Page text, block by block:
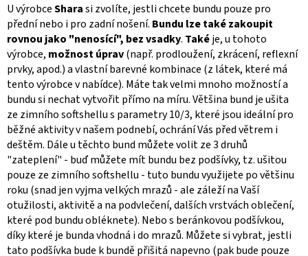
U výrobceSharasi zvolíte, jestli chcete bundu pouze pro
přední nebo i pro zadní nošení. Bundu lze také zakoupit
rovnou jako "nenosící", bez vsadky. Takéje, u tohoto
výrobce, možnost úprav(např. prodloužení, zkrácení, reflexní
prvky, apod.) a vlastní barevné kombinace (z látek, které má
tento výrobce v nabídce). Máte tak velmi mnoho možností a
bundu si nechat vytvořit přímo na míru. Většina bund je ušita
ze zimního softshellu s parametry 10/3, které jsou ideální pro
běžné aktivity v našem podnebí, ochrání Vás před větrem i
deštěm. Dále u těchto bund můžete volit ze 3 druhů
"zateplení" - buď můžete mít bundu bez podšívky, tz. ušitou
pouze ze zimního softshellu - tuto bundu využijete po většinu
roku (snad jen vyjma velkých mrazů - ale záleží na Vaší
otužilosti, aktivitě a na podvlečení, dalších vrstvách oblečení,
které pod bundu obléknete). Nebo s beránkovou podšívkou,
díky které je bunda vhodná i do mrazů. Můžete si vybrat, jestli
tato podšívka bude k bundě přišitá napevno (pak bude pouze